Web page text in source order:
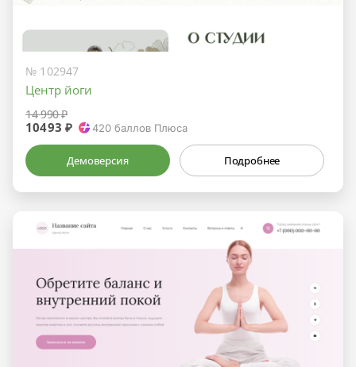
№ 102947
Центр йоги
14 990 ₽
10493 ₽ 420 баллов Плюса
Демоверсия Подробнее